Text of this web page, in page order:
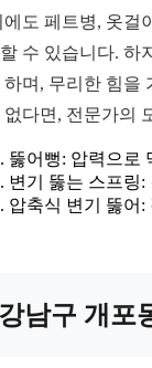
에도 페트병, 옷걸
수 있습니다. 하
하며, 무리한 힘을
없다면, 전문가의
뚫어뻥: 압력으로
변기 뚫는 스프링:
압축식 변기 뚫어:
남구 개포